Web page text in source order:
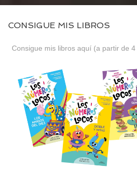
CONSIGUE MIS LIBROS
Consigue mis libros aquí (a partir de 4